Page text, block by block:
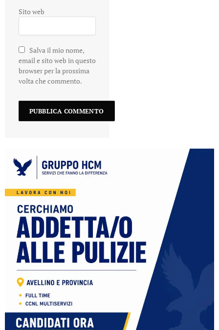
Sito web
Salva il mio nome,
email e sito web in questo
browser per la prossima
volta che commento.